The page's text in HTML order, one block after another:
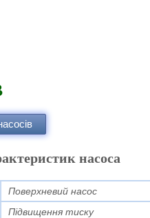
насоса
Поверхневий насос
Підвищення тиску